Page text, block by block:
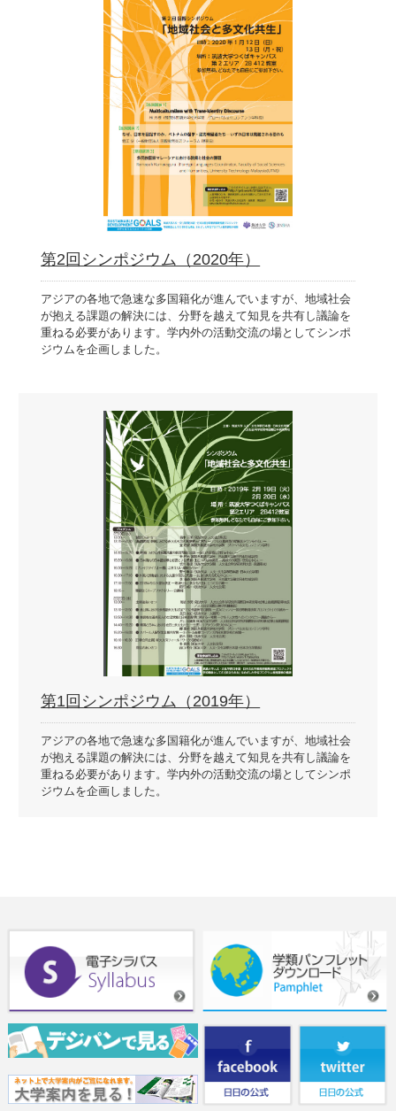
第2回シンポジウム（2020年）
アジアの各地で急速な多国籍化が進んでいますが、地域社会
が抱える課題の解決には、分野を越えて知見を共有し議論を
重ねる必要があります。学内外の活動交流の場としてシンポ
ジウムを企画しました。
第1回シンポジウム（2019年）
アジアの各地で急速な多国籍化が進んでいますが、地域社会
が抱える課題の解決には、分野を越えて知見を共有し議論を
重ねる必要があります。学内外の活動交流の場としてシンポ
ジウムを企画しました。